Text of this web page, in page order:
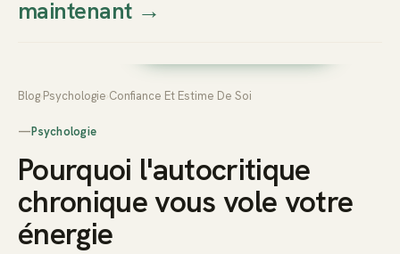
Thierry
Prendre rendez-vous dès
maintenant→
Blog Psychologie Confiance Et Estime De Soi
—Psychologie
Pourquoi l'autocritique
chronique vous vole votre
énergie